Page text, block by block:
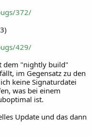
372/
429/
dem "nightly build"
im Gegensatz zu den
keine Signaturdatei
was bei einem
ist.
Update und das dann